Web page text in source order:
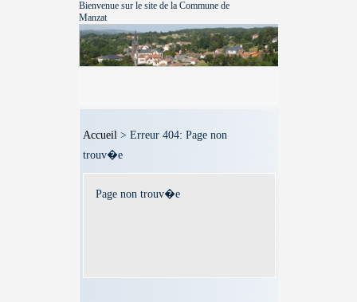
Bienvenue sur le site de la Commune de
Manzat
Accueil > Erreur 404: Page non
trouv�e
Page non trouv�e